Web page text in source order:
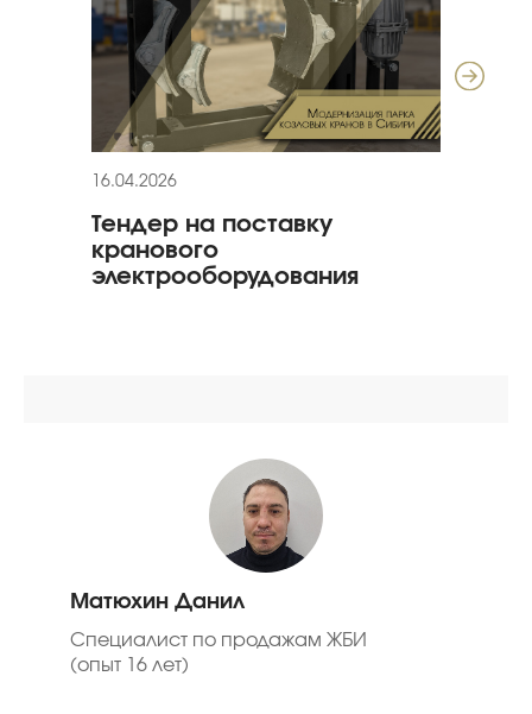
16.04.2026
Тендер на поставку
кранового
электрооборудования
Матюхин Данил
Специалист по продажам ЖБИ
(опыт 16 лет)